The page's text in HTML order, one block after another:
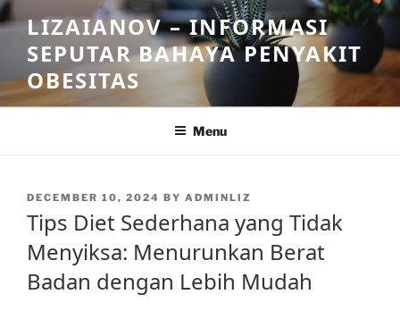
Skip
to
content
LIZAIANOV – INFORMASI
SEPUTAR BAHAYA PENYAKIT
OBESITAS
Menu
POSTED
ON
DECEMBER 10, 2024 BY ADMINLIZ
Tips Diet Sederhana yang Tidak
Menyiksa: Menurunkan Berat
Badan dengan Lebih Mudah